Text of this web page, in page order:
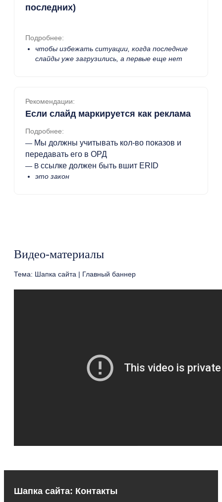
последних)
Подробнее:
чтобы избежать ситуации, когда последние
слайды уже загрузились, а первые еще нет
Рекомендации:
Если слайд маркируется как реклама
Подробнее:
— Мы должны учитывать кол-во показов и
передавать его в ОРД
— В ссылке должен быть вшит ERID
это закон
Видео-материалы
Тема: Шапка сайта | Главный баннер
Шапка сайта: Контакты